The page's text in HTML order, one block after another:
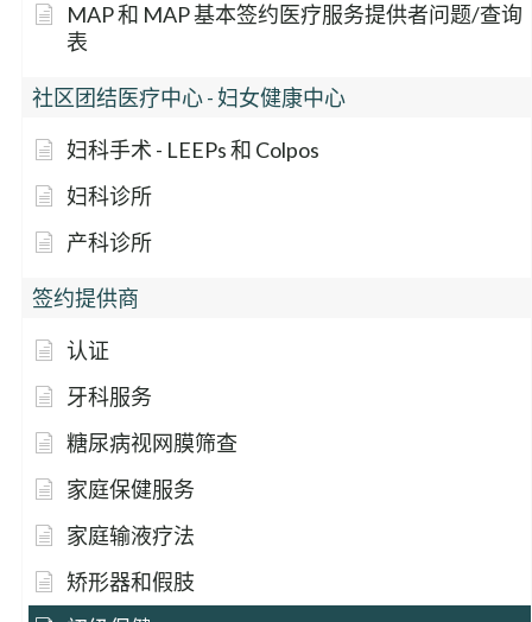
MAP 和 MAP 基本签约医疗服务提供者问题/查询
表
社区团结医疗中心 - 妇女健康中心
妇科手术 - LEEPs 和 Colpos
妇科诊所
产科诊所
签约提供商
认证
牙科服务
糖尿病视网膜筛查
家庭保健服务
家庭输液疗法
矫形器和假肢